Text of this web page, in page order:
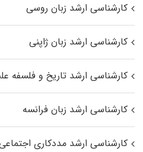
کارشناسی ارشد زبان روسی
کارشناسی ارشد زبان ژاپنی
کارشناسی ارشد تاریخ و فلسفه
کارشناسی ارشد زبان فرانسه
کارشناسی ارشد مددکاری